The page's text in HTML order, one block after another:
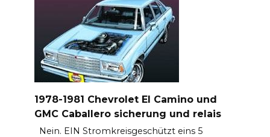
1978-1981 Chevrolet El Camino und
GMC Caballero sicherung und relais
Nein. EIN Stromkreisgeschützt eins 5